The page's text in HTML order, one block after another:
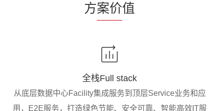
方案价值
全栈Full stack
从底层数据中心Facility集成服务到顶层Service业务和应
用，E2E服务，打造绿色节能、安全可靠、智能高效IT服